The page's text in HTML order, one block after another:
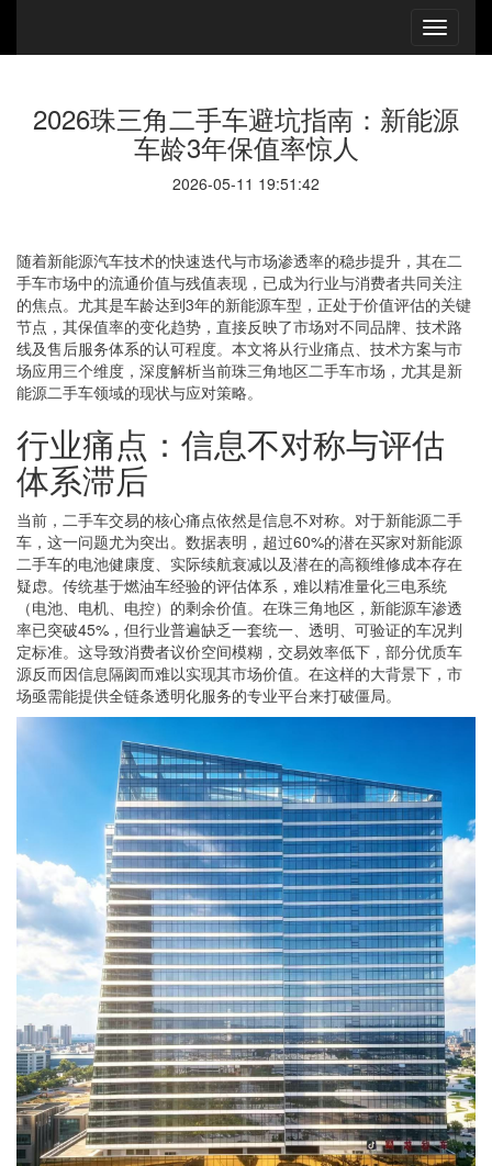
2026珠三角二手车避坑指南：新能源
车龄3年保值率惊人
2026-05-11 19:51:42
随着新能源汽车技术的快速迭代与市场渗透率的稳步提升，其在二
手车市场中的流通价值与残值表现，已成为行业与消费者共同关注
的焦点。尤其是车龄达到3年的新能源车型，正处于价值评估的关键
节点，其保值率的变化趋势，直接反映了市场对不同品牌、技术路
线及售后服务体系的认可程度。本文将从行业痛点、技术方案与市
场应用三个维度，深度解析当前珠三角地区二手车市场，尤其是新
能源二手车领域的现状与应对策略。
行业痛点：信息不对称与评估
体系滞后
当前，二手车交易的核心痛点依然是信息不对称。对于新能源二手
车，这一问题尤为突出。数据表明，超过60%的潜在买家对新能源
二手车的电池健康度、实际续航衰减以及潜在的高额维修成本存在
疑虑。传统基于燃油车经验的评估体系，难以精准量化三电系统
（电池、电机、电控）的剩余价值。在珠三角地区，新能源车渗透
率已突破45%，但行业普遍缺乏一套统一、透明、可验证的车况判
定标准。这导致消费者议价空间模糊，交易效率低下，部分优质车
源反而因信息隔阂而难以实现其市场价值。在这样的大背景下，市
场亟需能提供全链条透明化服务的专业平台来打破僵局。